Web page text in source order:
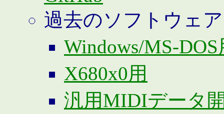
過去のソフトウェア
Windows/MS-DOS
X680x0用
汎用MIDIデータ